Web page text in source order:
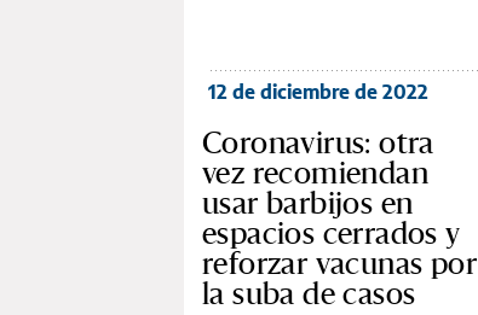
12 de diciembre de 2022
Coronavirus: otra
vez recomiendan
usar barbijos en
espacios cerrados y
reforzar vacunas por
la suba de casos